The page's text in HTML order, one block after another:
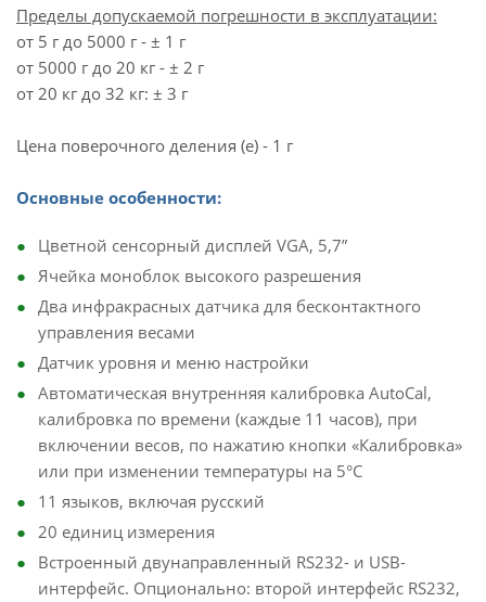
Пределы допускаемой погрешности в эксплуатации:
от 5 г до 5000 г - ± 1 г
от 5000 г до 20 кг - ± 2 г
от 20 кг до 32 кг: ± 3 г
Цена поверочного деления (e) - 1 г
Основные особенности:
Цветной сенсорный дисплей VGA, 5,7”
Ячейка моноблок высокого разрешения
Два инфракрасных датчика для бесконтактного
управления весами
Датчик уровня и меню настройки
Автоматическая внутренняя калибровка AutoCal,
калибровка по времени (каждые 11 часов), при
включении весов, по нажатию кнопки «Калибровка»
или при изменении температуры на 5°С
11 языков, включая русский
20 единиц измерения
Встроенный двунаправленный RS232- и USB-
интерфейс. Опционально: второй интерфейс RS232,